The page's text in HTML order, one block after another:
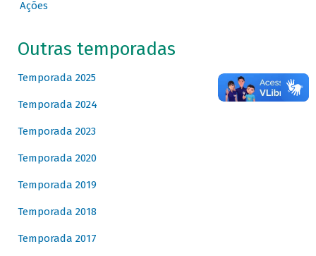
Ações
Outras temporadas
Temporada 2025
Temporada 2024
Temporada 2023
Temporada 2020
Temporada 2019
Temporada 2018
Temporada 2017